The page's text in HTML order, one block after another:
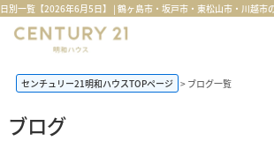
センチュリー21明和ハウスTOPページ ブログ一覧
ブログ